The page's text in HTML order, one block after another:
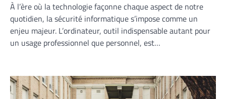
À l’ère où la technologie façonne chaque aspect de notre
quotidien, la sécurité informatique s’impose comme un
enjeu majeur. L’ordinateur, outil indispensable autant pour
un usage professionnel que personnel, est…